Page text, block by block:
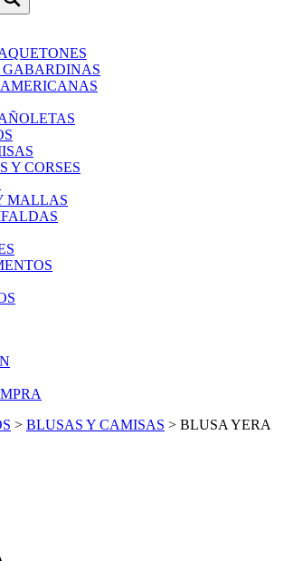
Y CORSES
MALLAS
> BLUSAS Y CAMISAS > BLUSA YERA